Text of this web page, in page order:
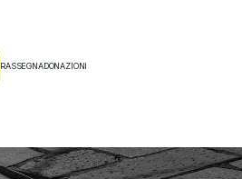
RASSEGNADONAZIONI